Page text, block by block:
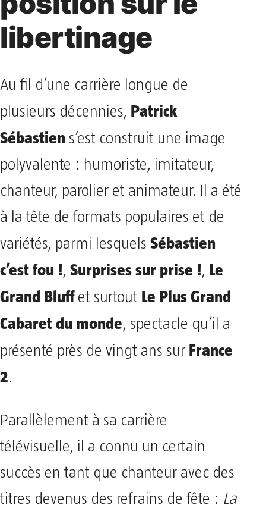
libertinage
Au fil d’une carrière longue de
plusieurs décennies, Patrick
Sébastien s’est construit une image
polyvalente : humoriste, imitateur,
chanteur, parolier et animateur. Il a été
à la tête de formats populaires et de
variétés, parmi lesquels Sébastien
c’est fou !, Surprises sur prise !, Le
Grand Bluffet surtout Le Plus Grand
Cabaret du monde, spectacle qu’il a
présenté près de vingt ans sur France
2.
Parallèlement à sa carrière
télévisuelle, il a connu un certain
succès en tant que chanteur avec des
titres devenus des refrains de fête : La